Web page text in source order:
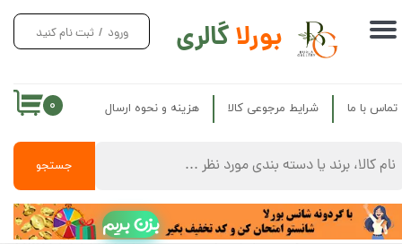
بورلاگالری
جستجو
ورود / ثبت نام کنید
حساب کاربری من
سفارشات
خروج از حساب کاربری
۰ تماس با ما شرایط مرجوعی کالا هزینه و نحوه ارسال
بزن بریم